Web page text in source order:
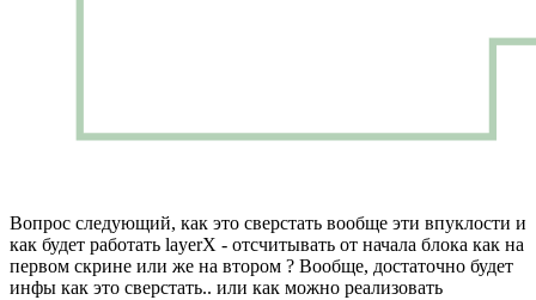
Вопрос следующий, как это сверстать вообще эти впуклости и
как будет работать layerX - отсчитывать от начала блока как на
первом скрине или же на втором ? Вообще, достаточно будет
инфы как это сверстать.. или как можно реализовать